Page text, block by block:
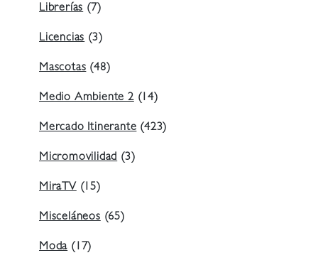
Librerías (7)
Licencias (3)
Mascotas (48)
Medio Ambiente 2(14)
Mercado Itinerante (423)
Micromovilidad (3)
MiraTV (15)
Misceláneos (65)
Moda (17)